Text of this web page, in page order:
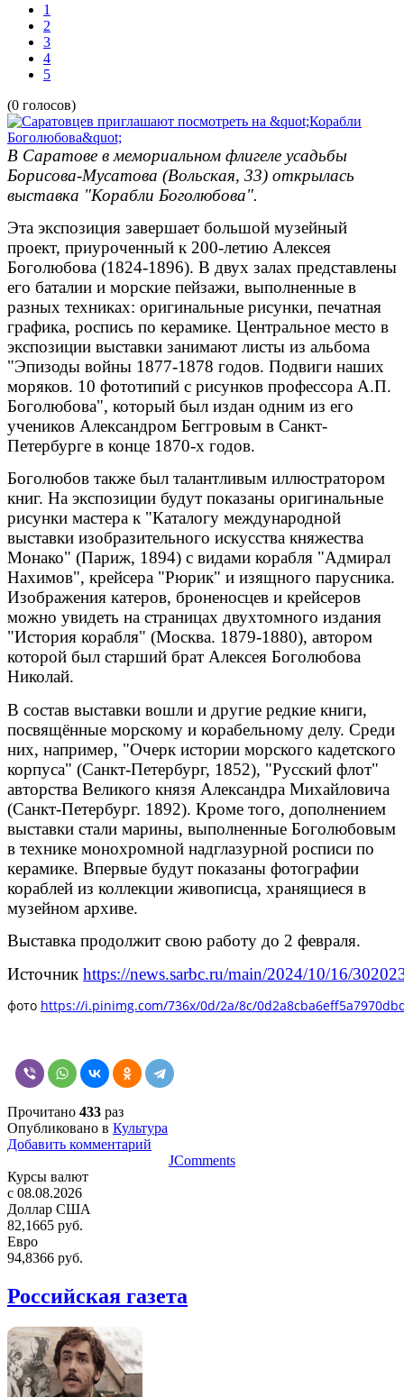
1
2
3
4
5
(0 голосов)
В Саратове в мемориальном флигеле усадьбы
Борисова-Мусатова (Вольская, 33) открылась
выставка "Корабли Боголюбова".
Эта экспозиция завершает большой музейный
проект, приуроченный к 200-летию Алексея
Боголюбова (1824-1896). В двух залах представлены
его баталии и морские пейзажи, выполненные в
разных техниках: оригинальные рисунки, печатная
графика, роспись по керамике. Центральное место в
экспозиции выставки занимают листы из альбома
"Эпизоды войны 1877-1878 годов. Подвиги наших
моряков. 10 фототипий с рисунков профессора А.П.
Боголюбова", который был издан одним из его
учеников Александром Беггровым в Санкт-
Петербурге в конце 1870-х годов.
Боголюбов также был талантливым иллюстратором
книг. На экспозиции будут показаны оригинальные
рисунки мастера к "Каталогу международной
выставки изобразительного искусства княжества
Монако" (Париж, 1894) с видами корабля "Адмирал
Нахимов", крейсера "Рюрик" и изящного парусника.
Изображения катеров, броненосцев и крейсеров
можно увидеть на страницах двухтомного издания
"История корабля" (Москва. 1879-1880), автором
которой был старший брат Алексея Боголюбова
Николай.
В состав выставки вошли и другие редкие книги,
посвящённые морскому и корабельному делу. Среди
них, например, "Очерк истории морского кадетского
корпуса" (Санкт-Петербург, 1852), "Русский флот"
авторства Великого князя Александра Михайловича
(Санкт-Петербург. 1892). Кроме того, дополнением
выставки стали марины, выполненные Боголюбовым
в технике монохромной надглазурной росписи по
керамике. Впервые будут показаны фотографии
кораблей из коллекции живописца, хранящиеся в
музейном архиве.
Выставка продолжит свою работу до 2 февраля.
Источник https://news.sarbc.ru/main/2024/10/16/
фото https://i.pinimg.com/736x/0d/2a/8c/
Прочитано 433 раз
Опубликовано в Культура
Добавить комментарий
JComments
Курсы валют
c 08.08.2026
Доллар США
82,1665 руб.
Евро
94,8366 руб.
Российская газета